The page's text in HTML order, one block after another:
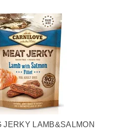
JERKY LAMB&SALMON